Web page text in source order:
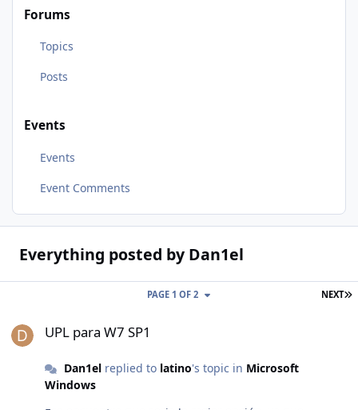
Forums
Topics
Posts
Events
Events
Event Comments
Everything posted by Dan1el
NEXT
PAGE 1 OF 2
UPL para W7 SP1
Dan1elreplied to latino's topic in Microsoft
Windows